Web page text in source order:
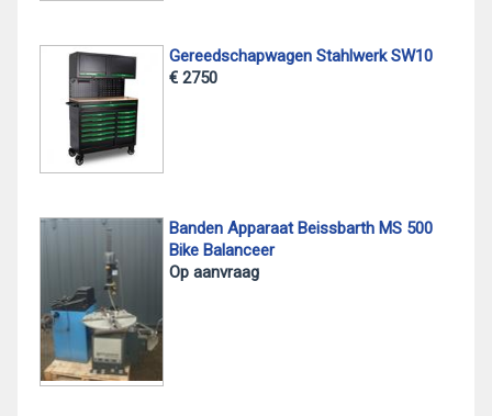
Gereedschapwagen Stahlwerk SW10
€ 2750
Banden Apparaat Beissbarth MS 500
Bike Balanceer
Op aanvraag